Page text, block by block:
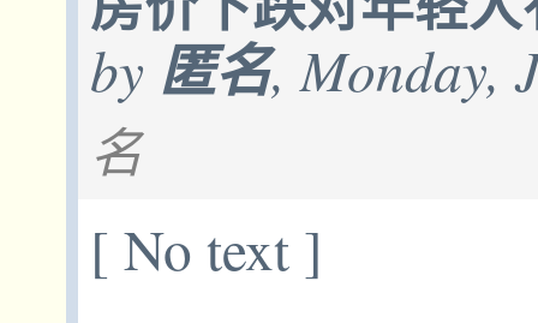
by 匿名, Monday,
名
[ No text ]